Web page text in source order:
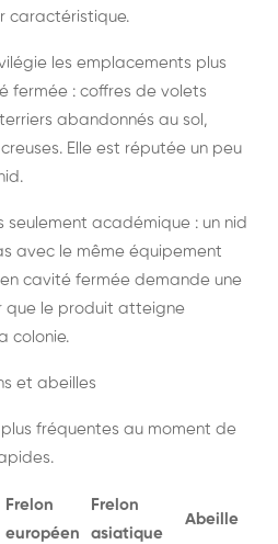
caractéristique.
les emplacements plus
fermée : coffres de volets
abandonnés au sol,
Elle est réputée un peu
académique : un nid
avec le même équipement
cavité fermée demande une
que le produit atteigne
colonie.
et abeilles
fréquentes au moment de
Frelon
européen
Frelon
asiatique
Abeille